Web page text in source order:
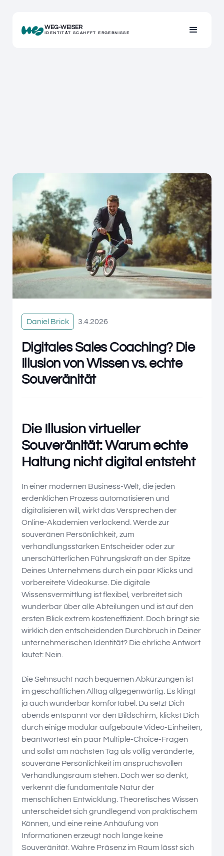
WEG-WEISER
IDENTITÄT SCAHFFT ERGEBNISSE
Daniel Brick 3.4.2026
Digitales Sales Coaching? Die
Illusion von Wissen vs. echte
Souveränität
Die Illusion virtueller
Souveränität: Warum echte
Haltung nicht digital entsteht
In einer modernen Business-Welt, die jeden
erdenklichen Prozess automatisieren und
digitalisieren will, wirkt das Versprechen der
Online-Akademien verlockend. Werde zur
souveränen Persönlichkeit, zum
verhandlungsstarken Entscheider oder zur
unerschütterlichen Führungskraft an der Spitze
Deines Unternehmens durch ein paar Klicks und
vorbereitete Videokurse. Die digitale
Wissensvermittlung ist flexibel, verbreitet sich
wunderbar über alle Abteilungen und ist auf den
ersten Blick extrem kosteneffizient. Doch bringt sie
wirklich den entscheidenden Durchbruch in Deiner
unternehmerischen Identität? Die ehrliche Antwort
lautet: Nein.
Die Sehnsucht nach bequemen Abkürzungen ist
im geschäftlichen Alltag allgegenwärtig. Es klingt
ja auch wunderbar komfortabel. Du setzt Dich
abends entspannt vor den Bildschirm, klickst Dich
durch einige modular aufgebaute Video-Einheiten,
beantwortest ein paar Multiple-Choice-Fragen
und sollst am nächsten Tag als völlig veränderte,
souveräne Persönlichkeit im anspruchsvollen
Verhandlungsraum stehen. Doch wer so denkt,
verkennt die fundamentale Natur der
menschlichen Entwicklung. Theoretisches Wissen
unterscheidet sich grundlegend von praktischem
Können, und eine reine Anhäufung von
Informationen erzeugt noch lange keine
Souveränität. Wahre Präsenz im Raum lässt sich